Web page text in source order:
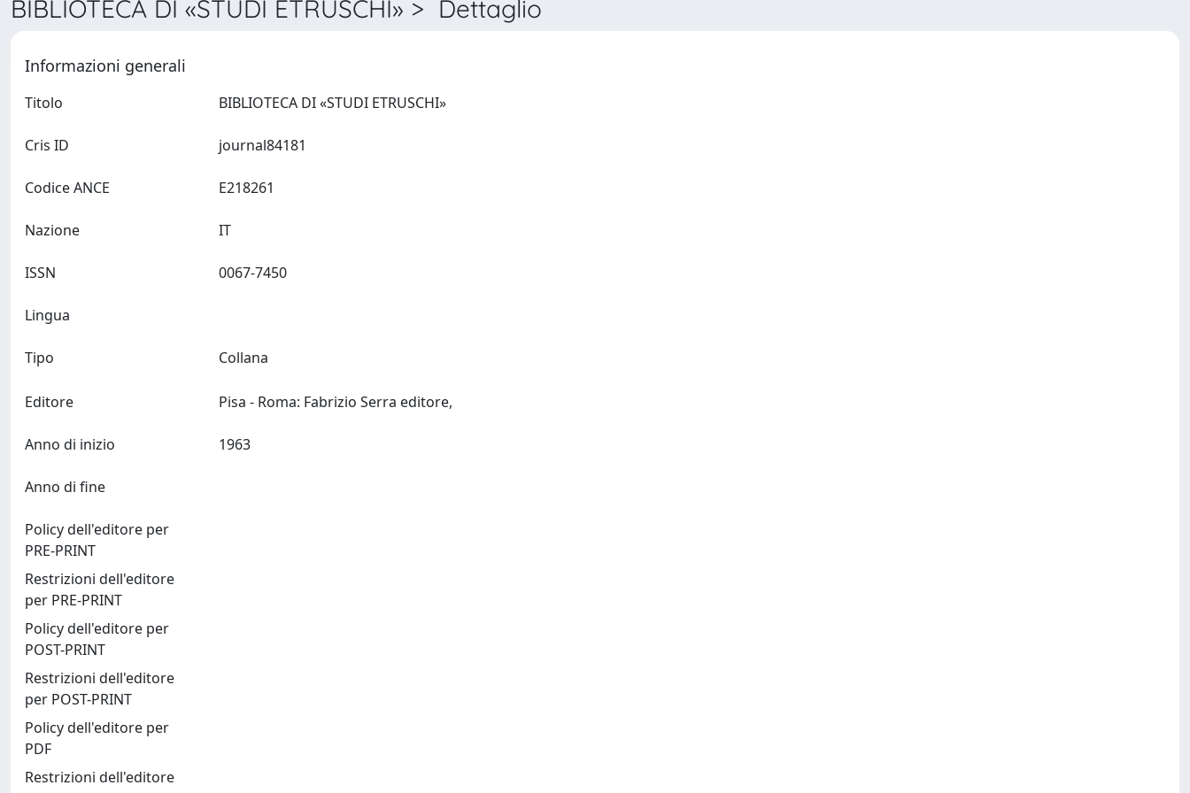
BIBLIOTECA DI «STUDI ETRUSCHI» > Dettaglio
Informazioni generali
Titolo
Cris ID
Codice ANCE
Nazione
ISSN
Lingua
Tipo Collana
Editore
Anno di inizio
Anno di fine
Policy dell'editore per
PRE-PRINT
Restrizioni dell'editore
per PRE-PRINT
Policy dell'editore per
POST-PRINT
Restrizioni dell'editore
per POST-PRINT
Policy dell'editore per
PDF
Restrizioni dell'editore